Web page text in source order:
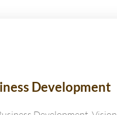
Development